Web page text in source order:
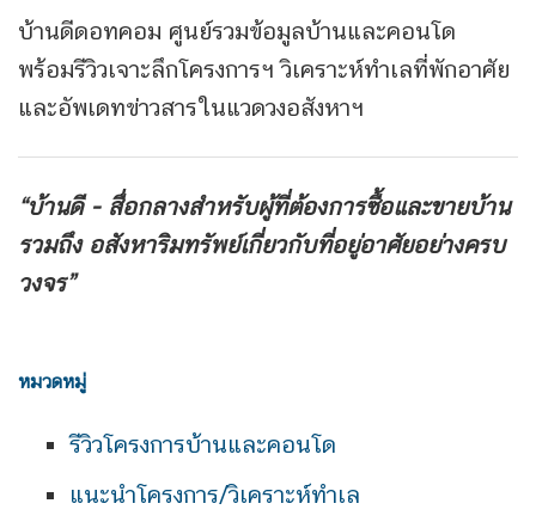
บ้านดีดอทคอม ศูนย์รวมข้อมูลบ้านและคอนโด
พร้อมรีวิวเจาะลึกโครงการฯ วิเคราะห์ทำเลที่พักอาศัย
และอัพเดทข่าวสารในแวดวงอสังหาฯ
“บ้านดี - สื่อกลางสำหรับผู้ที่ต้องการซื้อและขายบ้าน
รวมถึง อสังหาริมทรัพย์เกี่ยวกับที่อยู่อาศัยอย่างครบ
วงจร”
หมวดหมู่
รีวิวโครงการบ้านและคอนโด
แนะนำโครงการ/วิเคราะห์ทำเล